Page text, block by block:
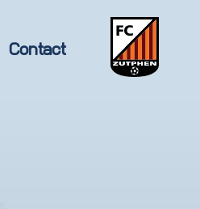
Contact